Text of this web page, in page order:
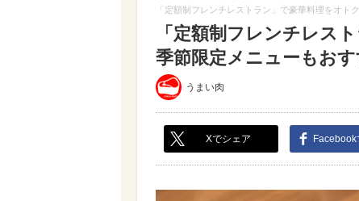
「定額制フレンチレストラン」で豪華料理をオト
「定額制フレンチレス
季節限定メニューもおす
うまい肉
Xでシェア Facebook